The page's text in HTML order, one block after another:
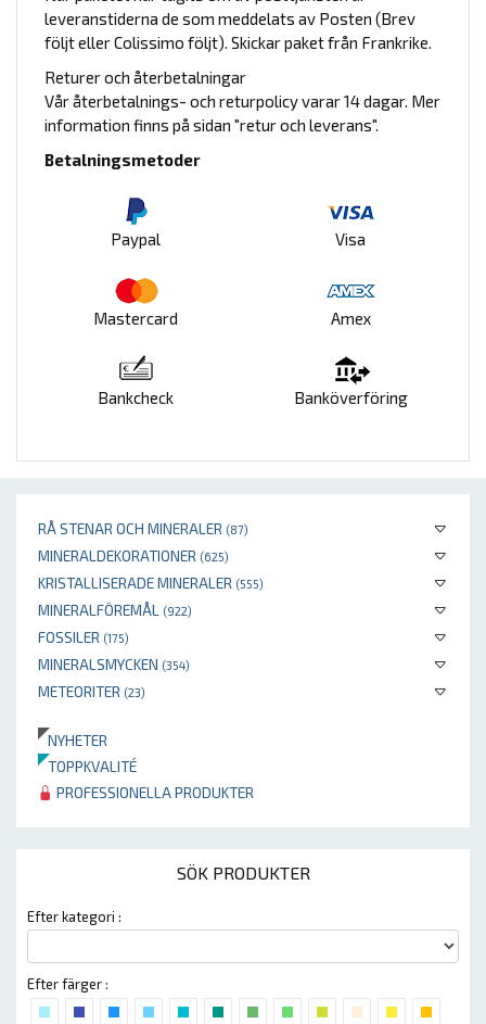
RÅ STENAR OCH MINERALER (87)
MINERALDEKORATIONER (625)
KRISTALLISERADE MINERALER (555)
MINERALFÖREMÅL (922)
FOSSILER (175)
MINERALSMYCKEN (354)
METEORITER (23)
NYHETER
TOPPKVALITÉ
PROFESSIONELLA PRODUKTER
SÖK PRODUKTER
Efter kategori :
Efter färger :
leveranstiderna de som meddelats av Posten (Brev
följt eller Colissimo följt). Skickar paket från Frankrike.
Returer och återbetalningar
Vår återbetalnings- och returpolicy varar 14 dagar. Mer
information finns på sidan "retur och leverans".
Betalningsmetoder
Paypal Visa
Mastercard Amex
Bankcheck Banköverföring